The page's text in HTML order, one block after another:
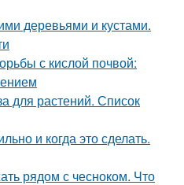
деревьями и кустами.
с кислой почвой:
для растений. Список
и когда это сделать.
рядом с чесноком. Что